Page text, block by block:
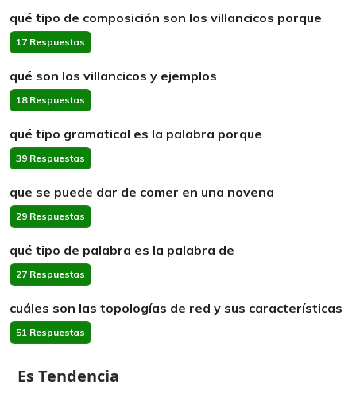
qué tipo de composición son los villancicos porque
17 Respuestas
qué son los villancicos y ejemplos
18 Respuestas
qué tipo gramatical es la palabra porque
39 Respuestas
que se puede dar de comer en una novena
29 Respuestas
qué tipo de palabra es la palabra de
27 Respuestas
cuáles son las topologías de red y sus características
51 Respuestas
Es Tendencia